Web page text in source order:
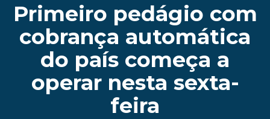
Primeiro pedágio com
cobrança automática
do país começa a
operar nesta sexta-
feira